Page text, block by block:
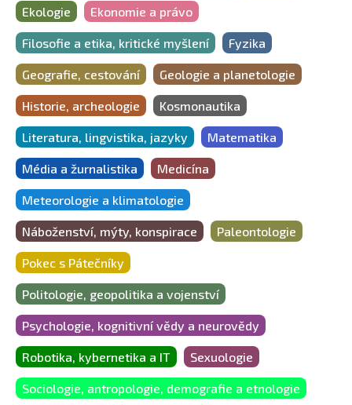
Ekologie Ekonomie a právo
Filosofie a etika, kritické myšlení Fyzika
Geografie, cestování Geologie a planetologie
Historie, archeologie Kosmonautika
Literatura, lingvistika, jazyky Matematika
Média a žurnalistika Medicína
Meteorologie a klimatologie
Náboženství, mýty, konspirace Paleontologie
Pokec s Pátečníky
Politologie, geopolitika a vojenství
Psychologie, kognitivní vědy a neurovědy
Robotika, kybernetika a IT Sexuologie
Sociologie, antropologie, demografie a etnologie